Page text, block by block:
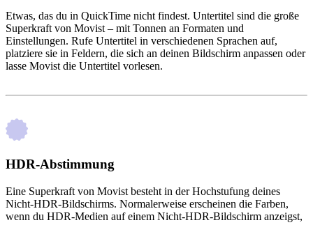
Etwas, das du in QuickTime nicht findest. Untertitel sind die große
Superkraft von Movist – mit Tonnen an Formaten und
Einstellungen. Rufe Untertitel in verschiedenen Sprachen auf,
platziere sie in Feldern, die sich an deinen Bildschirm anpassen oder
lasse Movist die Untertitel vorlesen.
HDR-Abstimmung
Eine Superkraft von Movist besteht in der Hochstufung deines
Nicht-HDR-Bildschirms. Normalerweise erscheinen die Farben,
wenn du HDR-Medien auf einem Nicht-HDR-Bildschirm anzeigst,